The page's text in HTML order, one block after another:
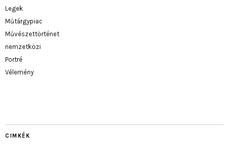
Legek
Műtárgypiac
Művészettörténet
nemzetközi
Portré
Vélemény
CIMKÉK